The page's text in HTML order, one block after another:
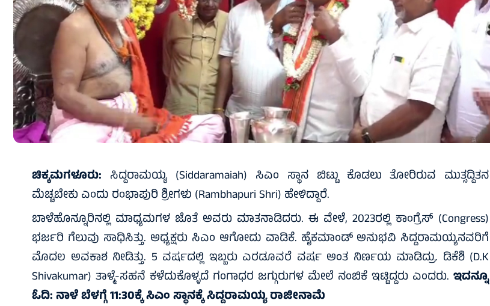
ಚಿಕ್ಕಮಗಳೂರು: ಸಿದ್ದರಾಮಯ್ಯ (Siddaramaiah) ಸಿಎಂ ಸ್ಥಾನ ಬಿಟ್ಟು ಕೊಡಲು ತೋರಿರುವ ಮುತ್ಸದ್ದಿತನ
ಮೆಚ್ಚಬೇಕು ಎಂದು ರಂಭಾಪುರಿ ಶ್ರೀಗಳು (Rambhapuri Shri) ಹೇಳಿದ್ದಾರೆ.
ಬಾಳೆಹೊನ್ನೂರಿನಲ್ಲಿ ಮಾಧ್ಯಮಗಳ ಜೊತೆ ಅವರು ಮಾತನಾಡಿದರು. ಈ ವೇಳೆ, 2023ರಲ್ಲಿ ಕಾಂಗ್ರೆಸ್ (Congress)
ಭರ್ಜರಿ ಗೆಲುವು ಸಾಧಿಸಿತ್ತು. ಅಧ್ಯಕ್ಷರು ಸಿಎಂ ಆಗೋದು ವಾಡಿಕೆ. ಹೈಕಮಾಂಡ್ ಅನುಭವಿ ಸಿದ್ದರಾಮಯ್ಯನವರಿಗೆ
ಮೊದಲ ಅವಕಾಶ ನೀಡಿತ್ತು. 5 ವರ್ಷದಲ್ಲಿ ಇಬ್ಬರು ಎರಡೂವರೆ ವರ್ಷ ಅಂತ ನಿರ್ಣಯ ಮಾಡಿದ್ರು. ಡಿಕೆಶಿ (D.K
Shivakumar) ತಾಳ್ಮೆ-ಸಹನೆ ಕಳೆದುಕೊಳ್ಳದೆ ಗಂಗಾಧರ ಜಗ್ಗುರುಗಳ ಮೇಲೆ ನಂಬಿಕೆ ಇಟ್ಟಿದ್ದರು ಎಂದರು.ಇದನ್ನೂ
ಓದಿ:ನಾಳೆ ಬೆಳಗ್ಗೆ 11:30ಕ್ಕೆ ಸಿಎಂ ಸ್ಥಾನಕ್ಕೆ ಸಿದ್ದರಾಮಯ್ಯ ರಾಜೀನಾಮೆ